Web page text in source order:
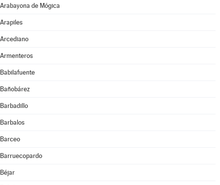
Arabayona de Mógica
Arapiles
Arcediano
Armenteros
Babilafuente
Bañobárez
Barbadillo
Barbalos
Barceo
Barruecopardo
Béjar